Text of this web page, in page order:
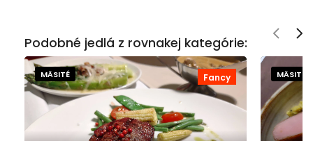
Podobné jedlá z rovnakej kategórie:
Fancy
MÄSITÉ MÄSITÉ